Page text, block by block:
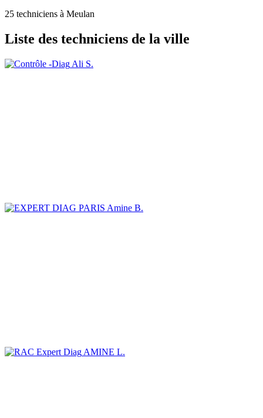
25 techniciens à Meulan
Liste des techniciens de la ville
Ali S.
Amine B.
AMINE L.